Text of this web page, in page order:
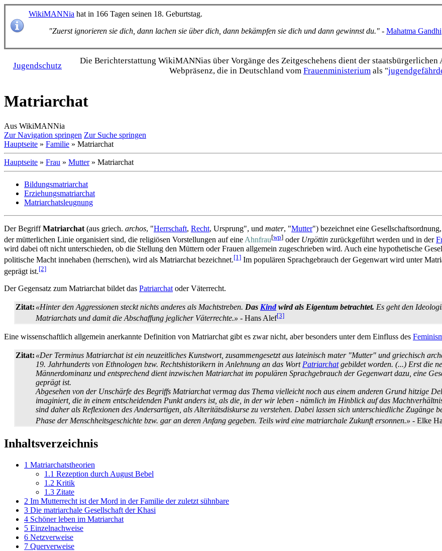
WikiMANNia hat in 166 Tagen seinen 18. Geburtstag.
"Zuerst ignorieren sie dich, dann lachen sie über dich, dann bekämpfen sie dich und dann gewinnst du." - Mahatma Gandhi
Jugendschutz
Die Bericht­erstattung WikiMANNias über Vorgänge des Zeitgeschehens dient der
Webpräsenz, die in Deutschland vom Frauen­ministerium als "
Matriarchat
Aus WikiMANNia
Zur Navigation springen Zur Suche springen
Hauptseite » Familie » Matriarchat
Hauptseite » Frau » Mutter» Matriarchat
Bildungsmatriarchat
Erziehungsmatriarchat
Matriarchatsleugnung
Der BegriffMatriarchat (aus griech. archos, "Herrschaft, Recht, Ursprung", und mater, "Mutter") bezeichnet eine
der mütterlichen Linie organisiert sind, die religiösen Vorstellungen auf eine Ahnfrau[wp] oder Urgöttin zurückgeführt werden und in der
wird dabei oft nicht unterschieden, ob die Stellung den Müttern oder Frauen allgemein zugeschrieben wird. Auch eine hypothetische
politische Macht innehaben (herrschen), wird als Matriarchat bezeichnet.[1] Im populären Sprachgebrauch der Gegenwart wird unter
geprägt ist.[2]
Der Gegensatz zum Matriarchat bildet das Patriarchat oder Väterrecht.
Zitat: «Hinter den Aggressionen steckt nichts anderes als Machtstreben. Das Kindwird als Eigentum betrachtet. Es geht den
Matriarchats und damit die Abschaffung jeglicher Väterrechte.» - Hans Alef[3]
Eine wissenschaftlich allgemein anerkannte Definition von Matriarchat gibt es zwar nicht, aber besonders unter dem Einfluss des
Zitat: «Der Terminus Matriarchat ist ein neuzeitliches Kunstwort, zusammen­gesetzt aus lateinisch mater "Mutter" und griechisch
19. Jahrhunderts von Ethnologen bzw. Rechts­historikern in Anlehnung an das Wort Patriarchatgebildet worden. (...) Erst die
Männer­dominanz und entsprechend dient inzwischen Matriarchat im populären Sprachgebrauch der Gegenwart dazu, eine
geprägt ist.
Abgesehen von der Unschärfe des Begriffs Matriarchat vermag das Thema vielleicht noch aus einem anderen Grund hitzige
imaginiert, die in einem entscheidenden Punkt anders ist, als die, in der wir leben - nämlich im Hinblick auf das
sind daher als Reflexionen des Andersartigen, als Alteritätsdiskurse zu verstehen. Dabei lassen sich unterschiedliche Zugänge
Phase der Menschheitsgeschichte bzw. gar an deren Anfang gegeben. Teils wird eine matriarchale Zukunft ersonnen.» - Elke
Inhaltsverzeichnis
1 Matriarchatstheorien
1.1 Rezeption durch August Bebel
1.2 Kritik
1.3 Zitate
2 Im Mutterrecht ist der Mord in der Familie der zuletzt sühnbare
3 Die matriarchale Gesellschaft der Khasi
4 Schöner leben im Matriarchat
5 Einzelnachweise
6 Netzverweise
7 Querverweise